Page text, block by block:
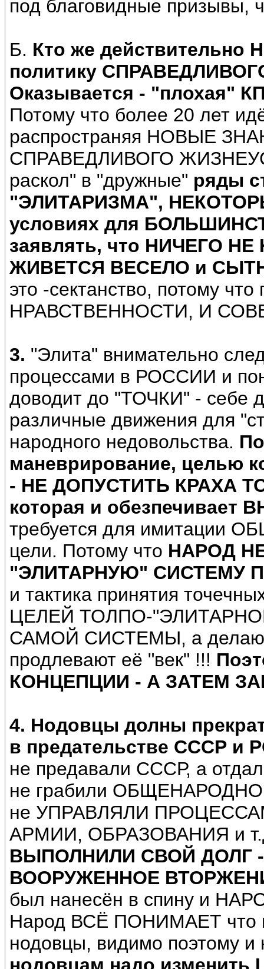
под благовидные призывы,
Б. Кто же
политику
Оказывается - "плохая"
Потому что более 20 лет
распространяя НОВЫЕ
СПРАВЕДЛИВОГО
раскол" в "дружные" ряды
"ЭЛИТАРИЗМА",
условиях для
заявлять, что НИЧЕГО
ЖИВЕТСЯ ВЕСЕЛО и
это -сектанство, потому
НРАВСТВЕННОСТИ, И
3. "Элита" внимательно
процессами в РОССИИ и
доводит до "ТОЧКИ" - себе
различные движения для
народного недовольства.
маневрирование, целью
- НЕ ДОПУСТИТЬ КРАХА
которая и
требуется для имитации
цели. Потому что НАРОД
"ЭЛИТАРНУЮ" СИСТЕМУ
и тактика принятия
ЦЕЛЕЙ ТОЛПО-
САМОЙ СИСТЕМЫ, а
продлевают её "век" !!!
КОНЦЕПЦИИ - А ЗАТЕМ
4. Нодовцы долны
в предательстве СССР и
не предавали СССР, а
не грабили
не УПРАВЛЯЛИ
АРМИИ, ОБРАЗОВАНИЯ и
ВЫПОЛНИЛИ СВОЙ ДОЛГ
ВООРУЖЕННОЕ
был нанесён в спину и
Народ ВСЁ ПОНИМАЕТ что
нодовцы, видимо поэтому и